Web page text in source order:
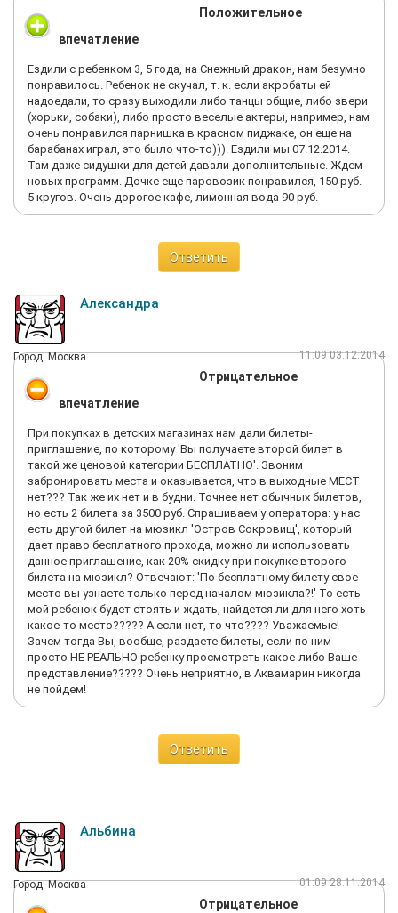
Положительное
впечатление
Ездили с ребенком 3, 5 года, на Снежный дракон, нам безумно
понравилось. Ребенок не скучал, т. к. если акробаты ей
надоедали, то сразу выходили либо танцы общие, либо звери
(хорьки, собаки), либо просто веселые актеры, например, нам
очень понравился парнишка в красном пиджаке, он еще на
барабанах играл, это было что-то))). Ездили мы 07.12.2014.
Там даже сидушки для детей давали дополнительные. Ждем
новых программ. Дочке еще паровозик понравился, 150 руб.-
5 кругов. Очень дорогое кафе, лимонная вода 90 руб.
Ответить
Александра
Город: Москва 11:09 03.12.2014
Отрицательное
впечатление
При покупках в детских магазинах нам дали билеты-
приглашение, по которому 'Вы получаете второй билет в
такой же ценовой категории БЕСПЛАТНО'. Звоним
забронировать места и оказывается, что в выходные МЕСТ
нет??? Так же их нет и в будни. Точнее нет обычных билетов,
но есть 2 билета за 3500 руб. Спрашиваем у оператора: у нас
есть другой билет на мюзикл 'Остров Сокровищ', который
дает право бесплатного прохода, можно ли использовать
данное приглашение, как 20% скидку при покупке второго
билета на мюзикл? Отвечают: 'По бесплатному билету свое
место вы узнаете только перед началом мюзикла?!' То есть
мой ребенок будет стоять и ждать, найдется ли для него хоть
какое-то место????? А если нет, то что???? Уважаемые!
Зачем тогда Вы, вообще, раздаете билеты, если по ним
просто НЕ РЕАЛЬНО ребенку просмотреть какое-либо Ваше
представление????? Очень неприятно, в Аквамарин никогда
не пойдем!
Ответить
Альбина
Город: Москва 01:09 28.11.2014
Отрицательное